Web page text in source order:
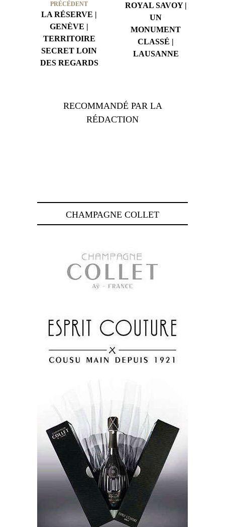
PRÉCÉDENT
LA RÉSERVE |
GENÈVE |
TERRITOIRE
SECRET LOIN
DES REGARDS
ROYAL SAVOY |
UN
MONUMENT
CLASSÉ |
LAUSANNE
RECOMMANDÉ PAR LA
RÉDACTION
CHAMPAGNE COLLET